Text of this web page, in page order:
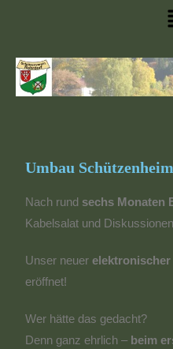
Umbau Schützenheim
Nach rund sechs Monaten
Kabelsalat und
Unser neuer
eröffnet!
Wer hätte das gedacht?
Denn ganz ehrlich – beim